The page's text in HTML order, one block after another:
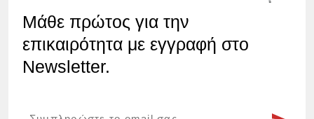
Μάθε πρώτος για την
επικαιρότητα με εγγραφή στο
Newsletter.